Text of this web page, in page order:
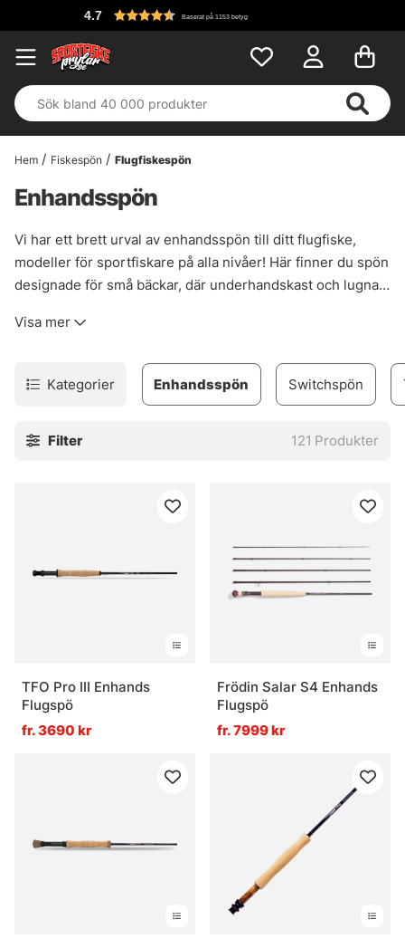
Baserat på 1153 betyg
Hem Fiskespön Flugfiskespön
Enhandsspön
Vi har ett brett urval av enhandsspön till ditt flugfiske,
modeller för sportfiskare på alla nivåer! Här finner du spön
designade för små bäckar, där underhandskast och lugna
prioriterat. Du hittar även kraftfulla spön designade för
flugor i jakten på stora och starka arter. Det som
bestämmer vilken klass du ska välja på ditt enhandsspö är
vanligaste spöna är i klasserna 5 till 7. Dessa spön funkar
klass att rekommendera (2-4). Vid tyngre fiske efter
upp till klass 10. Klasser över 10 är lämpat för havsfiske
och riktigt starka fiskar som tarpon, GT och marlin.
Visa mer
Kategorier Enhandsspön Switchspön
Filter 121 Produkter
TFO Pro III Enhands
Flugspö
fr. 3690 kr
Frödin Salar S4 Enhands
Flugspö
fr. 7999 kr